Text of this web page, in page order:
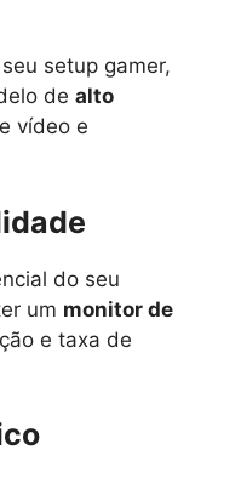
setup gamer,
de alto
vídeo e
do seu
um monitor de
e taxa de